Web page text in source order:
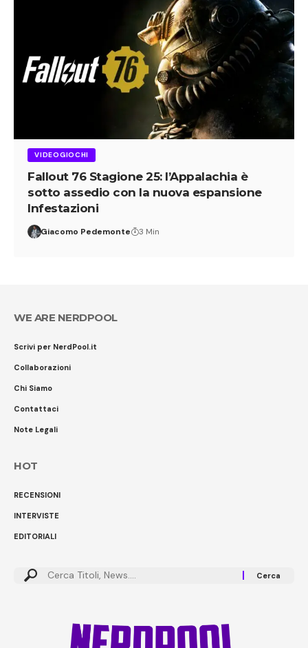
VIDEOGIOCHI
Fallout 76 Stagione 25: l’Appalachia è
sotto assedio con la nuova espansione
Infestazioni
Giacomo Pedemonte 3 Min
WE ARE NERDPOOL
Scrivi per NerdPool.it
Collaborazioni
Chi Siamo
Contattaci
Note Legali
HOT
RECENSIONI
INTERVISTE
EDITORIALI